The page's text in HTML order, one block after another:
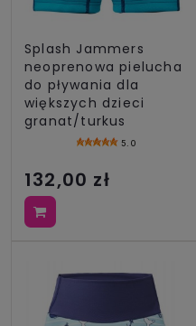
Splash Jammers
neoprenowa pielucha
do pływania dla
większych dzieci
granat/turkus
5.0
132,00 zł